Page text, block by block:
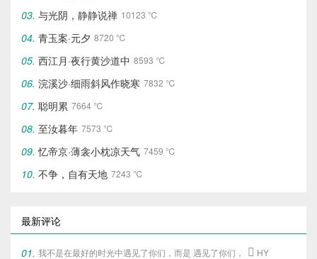
与光阴，静静说禅 10123 ℃
青玉案·元夕 8720 ℃
西江月·夜行黄沙道中 8593 ℃
浣溪沙·细雨斜风作晓寒 7832 ℃
聪明累 7664 ℃
至汝暮年 7573 ℃
忆帝京·薄衾小枕凉天气 7459 ℃
不争，自有天地 7243 ℃
最新评论
我不是在最好的时光中遇见了你们， 而是 遇见了你们， 才给了我这段最好
 HY